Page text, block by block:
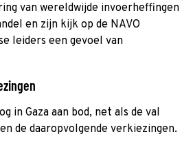
van wereldwijde invoerheffingen
en zijn kijk op de NAVO
leiders een gevoel van
in Gaza aan bod, net als de val
de daaropvolgende verkiezingen.